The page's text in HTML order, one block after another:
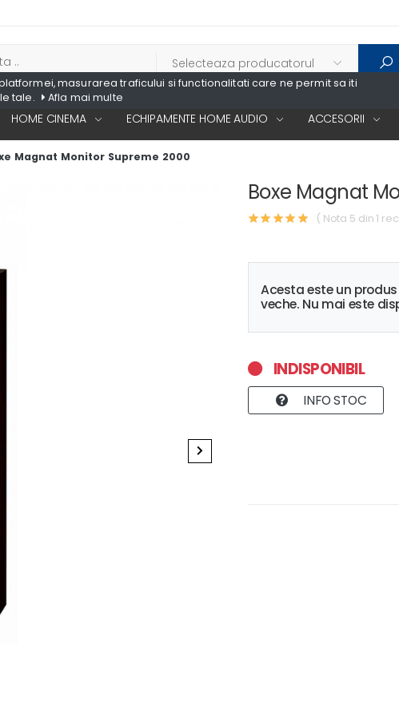
masurarea traficului si functionalitati care ne permit sa iti
tale.
Afla mai multe
HOME CINEMA ECHIPAMENTE HOME AUDIO ACCESORII
Magnat Monitor Supreme 2000
Boxe Magnat
( Nota 5 din 1
Acesta este un
veche. Nu mai este
INDISPONIBIL
INFO STOC